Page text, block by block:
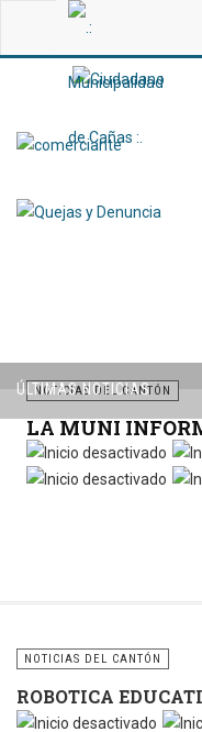
ÚLTIMAS NOTICIAS
NOTICIAS DEL CANTÓN
LA MUNI
NOTICIAS DEL CANTÓN
ROBOTICA